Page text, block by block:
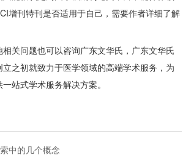
增刊特刊是否适用于自己，需要作者详细了解
问题也可以咨询广东文华氏，广东文华氏
之初就致力于医学领域的高端学术服务，为
站式学术服务解决方案。
中的几个概念